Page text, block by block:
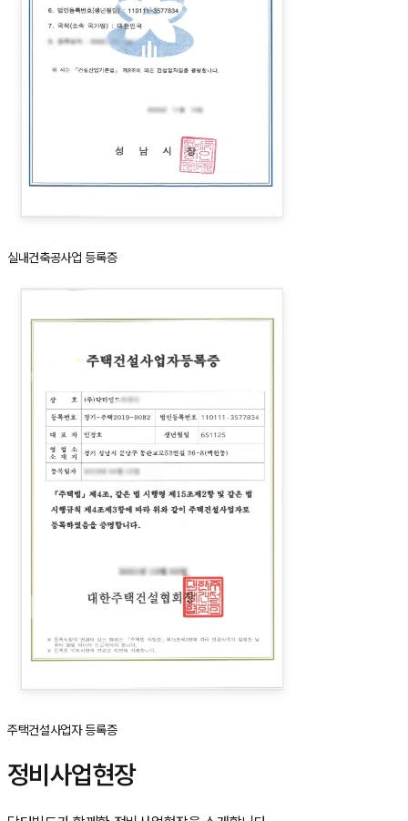
실내건축공사업 등록증
주택건설사업자 등록증
정비사업현장